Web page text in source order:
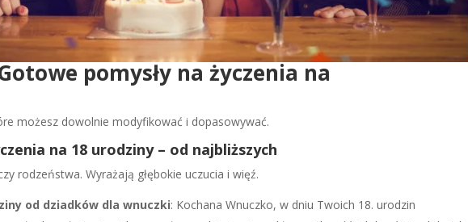
pomysły na życzenia na
możesz dowolnie modyfikować i dopasowywać.
na 18 urodziny – od najbliższych
rodzeństwa. Wyrażają głębokie uczucia i więź.
od dziadków dla wnuczki: Kochana Wnuczko, w dniu Twoich 18. urodzin